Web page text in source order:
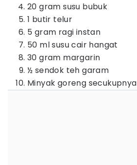
20 gram susu bubuk
1 butir telur
5 gram ragi instan
50 ml susu cair hangat
30 gram margarin
½ sendok teh garam
Minyak goreng secukupnya